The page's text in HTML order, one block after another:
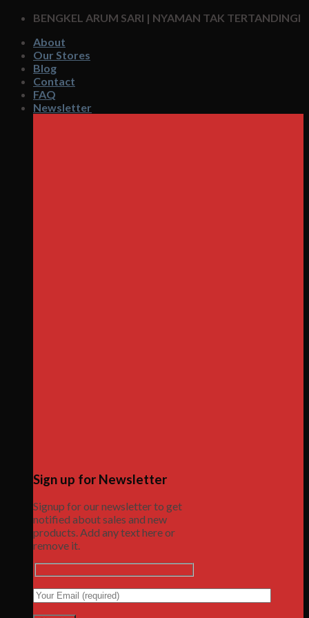
Skip
content
BENGKEL ARUM SARI | NYAMAN TAK TERTANDINGI
About
Our Stores
Blog
Contact
FAQ
Newsletter
Sign up for Newsletter
Signup for our newsletter to get
notified about sales and new
products. Add any text here or
remove it.